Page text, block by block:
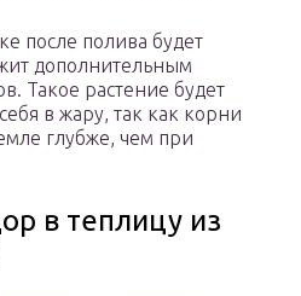
после полива будет
дополнительным
Такое растение будет
в жару, так как корни
глубже, чем при
в теплицу из